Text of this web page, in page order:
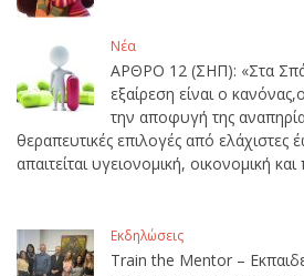
Νέα
ΑΡΘΡΟ 12 (ΣΗΠ): «Στα
εξαίρεση είναι ο
την αποφυγή της
θεραπευτικές επιλογές από ελάχιστες
απαιτείται υγειονομική, οικονομική
Εκδηλώσεις
Train the Mentor –